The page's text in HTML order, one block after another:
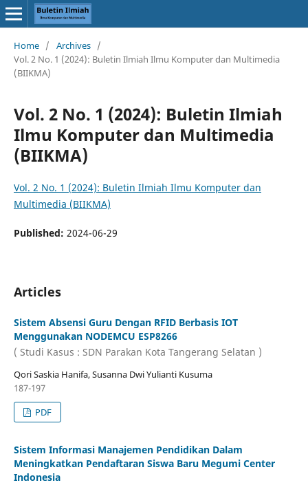
Home / Archives /
Vol. 2 No. 1 (2024): Buletin Ilmiah Ilmu Komputer dan Multimedia
(BIIKMA)
Vol. 2 No. 1 (2024): Buletin Ilmiah
Ilmu Komputer dan Multimedia
(BIIKMA)
Vol. 2 No. 1 (2024): Buletin Ilmiah Ilmu Komputer dan
Multimedia (BIIKMA)
Published: 2024-06-29
Articles
Sistem Absensi Guru Dengan RFID Berbasis IOT
Menggunakan NODEMCU ESP8266
( Studi Kasus : SDN Parakan Kota Tangerang Selatan )
Qori Saskia Hanifa, Susanna Dwi Yulianti Kusuma
187-197
PDF
Sistem Informasi Manajemen Pendidikan Dalam
Meningkatkan Pendaftaran Siswa Baru Megumi Center
Indonesia